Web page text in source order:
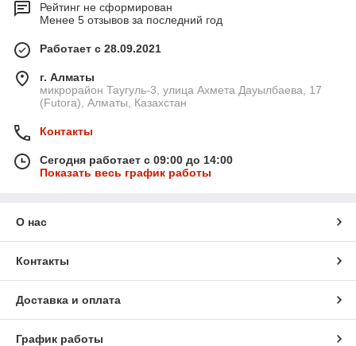
Рейтинг не сформирован
Менее 5 отзывов за последний год
Работает с 28.09.2021
г. Алматы
микрорайон Таугуль-3, улица Ахмета Дауылбаева, 17
(Futora), Алматы, Казахстан
Контакты
Сегодня работает с 09:00 до 14:00
Показать весь график работы
О нас
Контакты
Доставка и оплата
График работы